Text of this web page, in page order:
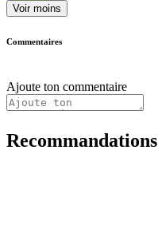
Voir moins
Commentaires
Ajoute ton commentaire
Recommandations